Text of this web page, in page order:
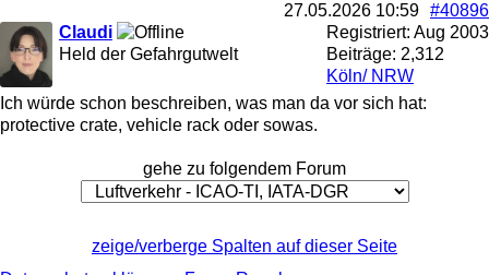
#40896
27.05.2026 10:59
Registriert: Aug 2003
Beiträge: 2,312
Köln/ NRW
Claudi
Held der Gefahrgutwelt
Ich würde schon beschreiben, was man da vor sich hat:
protective crate, vehicle rack oder sowas.
gehe zu folgendem Forum
zeige/verberge Spalten auf dieser Seite